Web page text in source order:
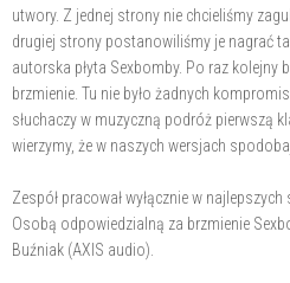
utwory. Z jednej strony nie chcieliśmy
drugiej strony postanowiliśmy je nagrać
autorska płyta Sexbomby. Po raz kolejny
brzmienie. Tu nie było żadnych
słuchaczy w muzyczną podróż pierwszą
wierzymy, że w naszych wersjach
Zespół pracował wyłącznie w
Osobą odpowiedzialną za brzmienie
Buźniak (AXIS audio).